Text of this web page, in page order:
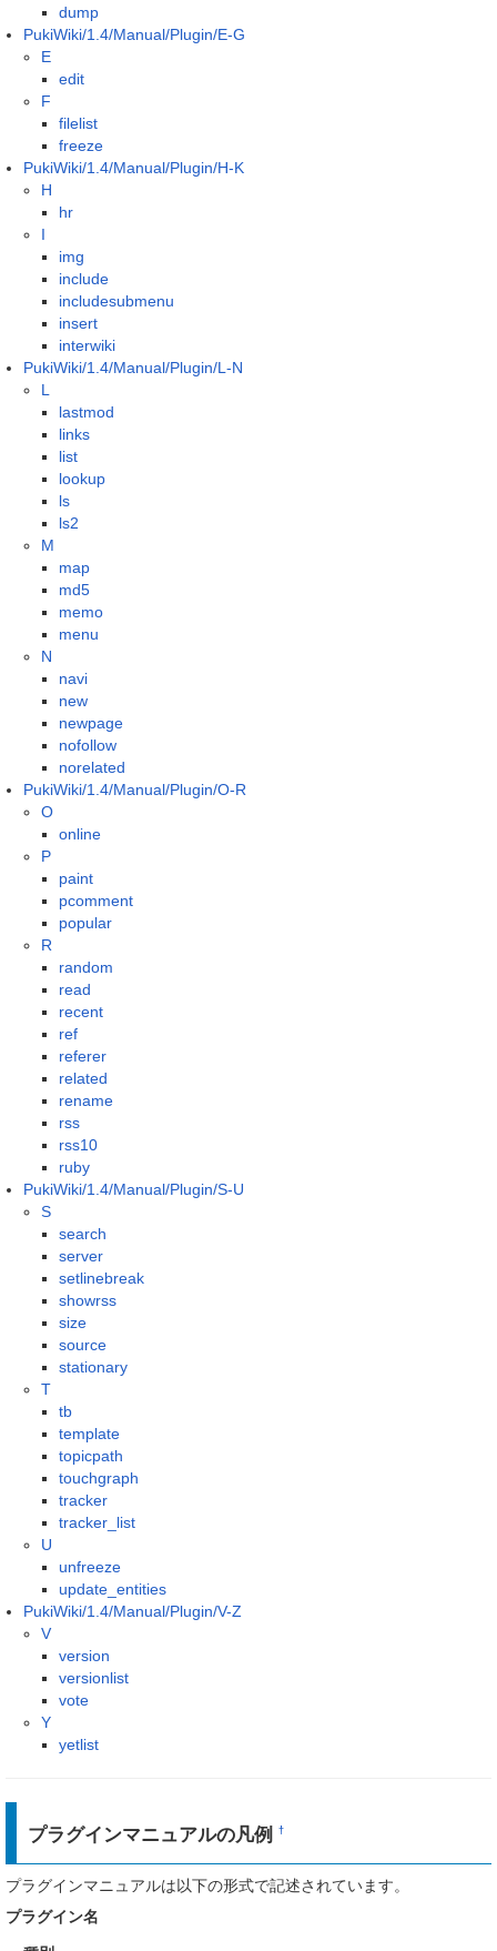
dump
PukiWiki/1.4/Manual/Plugin/E-G
E
edit
F
filelist
freeze
PukiWiki/1.4/Manual/Plugin/H-K
H
hr
I
img
include
includesubmenu
insert
interwiki
PukiWiki/1.4/Manual/Plugin/L-N
L
lastmod
links
list
lookup
ls
ls2
M
map
md5
memo
menu
N
navi
new
newpage
nofollow
norelated
PukiWiki/1.4/Manual/Plugin/O-R
O
online
P
paint
pcomment
popular
R
random
read
recent
ref
referer
related
rename
rss
rss10
ruby
PukiWiki/1.4/Manual/Plugin/S-U
S
search
server
setlinebreak
showrss
size
source
stationary
T
tb
template
topicpath
touchgraph
tracker
tracker_list
U
unfreeze
update_entities
PukiWiki/1.4/Manual/Plugin/V-Z
V
version
versionlist
vote
Y
yetlist
プラグインマニュアルの凡例†
プラグインマニュアルは以下の形式で記述されています。
プラグイン名